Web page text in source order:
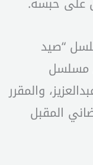
“صيد
مسلسل
والمقرر
المقبل